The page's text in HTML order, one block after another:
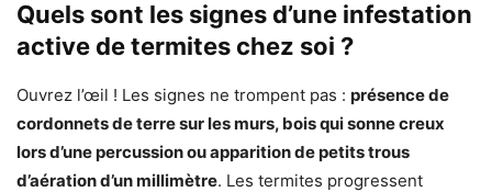
Quels sont les signes d’une infestation
active de termites chez soi ?
Ouvrez l’œil ! Les signes ne trompent pas : présence de
cordonnets de terre sur les murs, bois qui sonne creux
lors d’une percussion ou apparition de petits trous
d’aération d’un millimètre. Les termites progressent